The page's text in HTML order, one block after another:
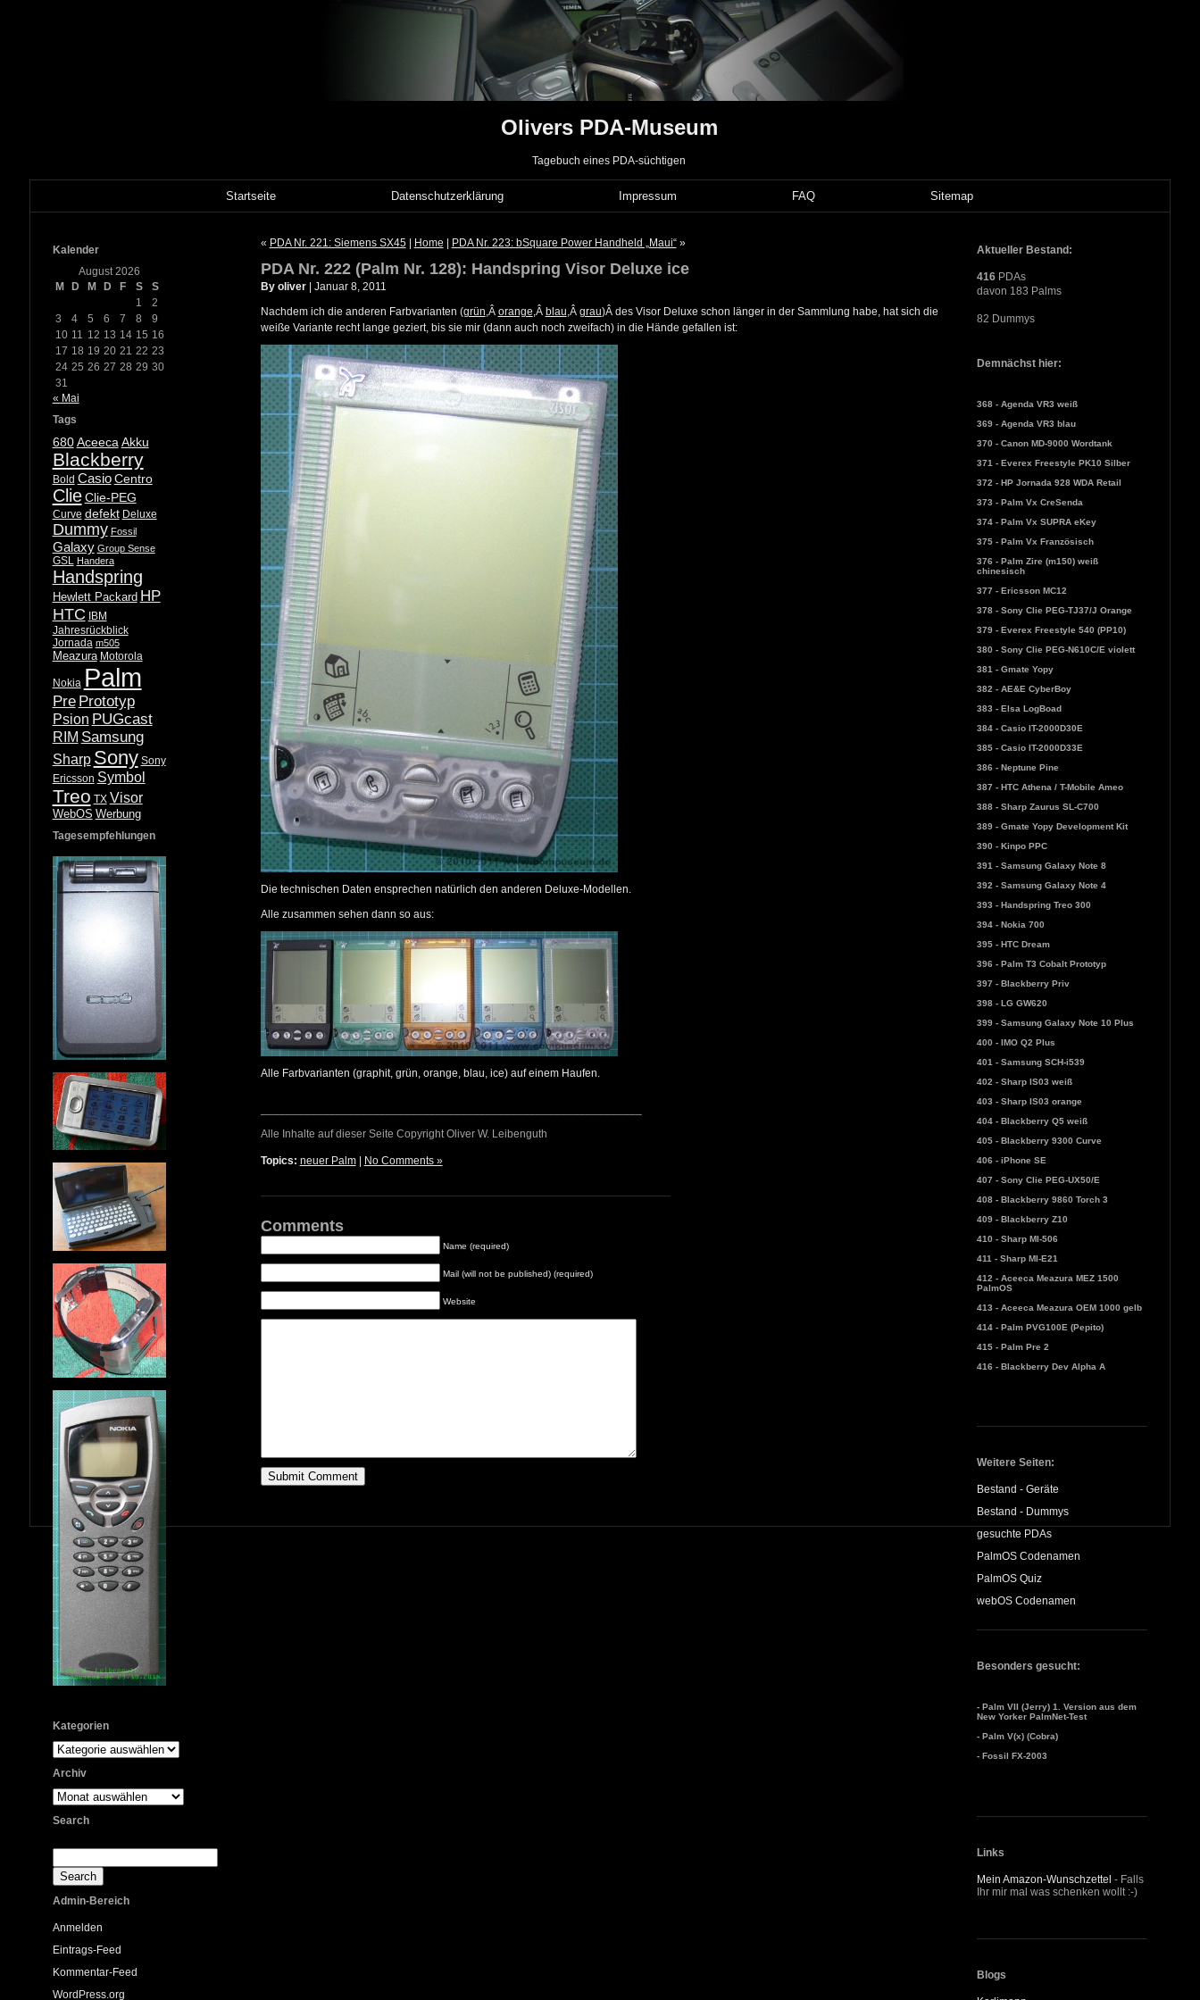
Olivers PDA-Museum
Tagebuch eines PDA-süchtigen
Startseite Datenschutzerklärung Impressum FAQ Sitemap
Kalender
August 2026
M
D M D F S
S
1
2
3
4 5 6 7 8
9
10 11 12 13 14 15 16
17 18 19 20 21 22 23
24 25 26 27 28 29 30
31
« Mai
Tags
680 Aceeca Akku
Blackberry
Bold Casio Centro
Clie Clie-PEG
Curve defekt Deluxe
Dummy Fossil
Galaxy Group Sense
GSL Handera
Handspring
Hewlett Packard HP
HTC
IBM
Jahresrückblick
Jornada m505
Meazura Motorola
Nokia Palm
Pre Prototyp
Psion PUGcast
RIM Samsung
Sharp Sony Sony
Ericsson Symbol
Treo TX Visor
WebOS Werbung
Tagesempfehlungen
Kategorien
Kategorien
Archiv
Archiv
Search
Admin-Bereich
Anmelden
Eintrags-Feed
Kommentar-Feed
WordPress.org
Aktueller Bestand:
416PDAs
davon 183 Palms
82 Dummys
Demnächst hier:
368 - Agenda VR3 weiß
369 - Agenda VR3 blau
370 - Canon MD-9000 Wordtank
371 - Everex Freestyle PK10 Silber
372 - HP Jornada 928 WDA Retail
373 - Palm Vx CreSenda
374 - Palm Vx SUPRA eKey
375 - Palm Vx Französisch
376 - Palm Zire (m150) weiß
chinesisch
377 - Ericsson MC12
378 - Sony Clie PEG-TJ37/J Orange
379 - Everex Freestyle 540 (PP10)
380 - Sony Clie PEG-N610C/E violett
381 - Gmate Yopy
382 - AE&E CyberBoy
383 - Elsa LogBoad
384 - Casio IT-2000D30E
385 - Casio IT-2000D33E
386 - Neptune Pine
387 - HTC Athena / T-Mobile Ameo
388 - Sharp Zaurus SL-C700
389 - Gmate Yopy Development Kit
390 - Kinpo PPC
391 - Samsung Galaxy Note 8
392 - Samsung Galaxy Note 4
393 - Handspring Treo 300
394 - Nokia 700
395 - HTC Dream
396 - Palm T3 Cobalt Prototyp
397 - Blackberry Priv
398 - LG GW620
399 - Samsung Galaxy Note 10 Plus
400 - IMO Q2 Plus
401 - Samsung SCH-i539
402 - Sharp IS03 weiß
403 - Sharp IS03 orange
404 - Blackberry Q5 weiß
405 - Blackberry 9300 Curve
406 - iPhone SE
407 - Sony Clie PEG-UX50/E
408 - Blackberry 9860 Torch 3
409 - Blackberry Z10
410 - Sharp MI-506
411 - Sharp MI-E21
412 - Aceeca Meazura MEZ 1500
PalmOS
413 - Aceeca Meazura OEM 1000 gelb
414 - Palm PVG100E (Pepito)
415 - Palm Pre 2
416 - Blackberry Dev Alpha A
Weitere Seiten:
Bestand - Geräte
Bestand - Dummys
gesuchte PDAs
PalmOS Codenamen
PalmOS Quiz
webOS Codenamen
Besonders gesucht:
- Palm VII (Jerry) 1. Version aus dem
New Yorker PalmNet-Test
- Palm V(x) (Cobra)
- Fossil FX-2003
Links
Mein Amazon-Wunschzettel - Falls
Ihr mir mal was schenken wollt :-)
Blogs
« PDA Nr. 221: Siemens SX45| Home PDA Nr. 223: bSquare Power Handheld „Maui“»
PDA Nr. 222 (Palm Nr. 128): Handspring Visor Deluxe ice
By oliver| Januar 8, 2011
Nachdem ich die anderen Farbvarianten (grün,Â orange,Â blau,Â grau)Â des Visor Deluxe schon länger in der Sammlung habe, hat sich die
weiße Variante recht lange geziert, bis sie mir (dann auch noch zweifach) in die Hände gefallen ist:
Die technischen Daten ensprechen natürlich den anderen Deluxe-Modellen.
Alle zusammen sehen dann so aus:
Alle Farbvarianten (graphit, grün, orange, blau, ice) auf einem Haufen.
Alle Inhalte auf dieser Seite Copyright Oliver W. Leibenguth
Topics: neuer Palm| No Comments »
Comments
Name (required)
Mail (will not be published) (required)
Website